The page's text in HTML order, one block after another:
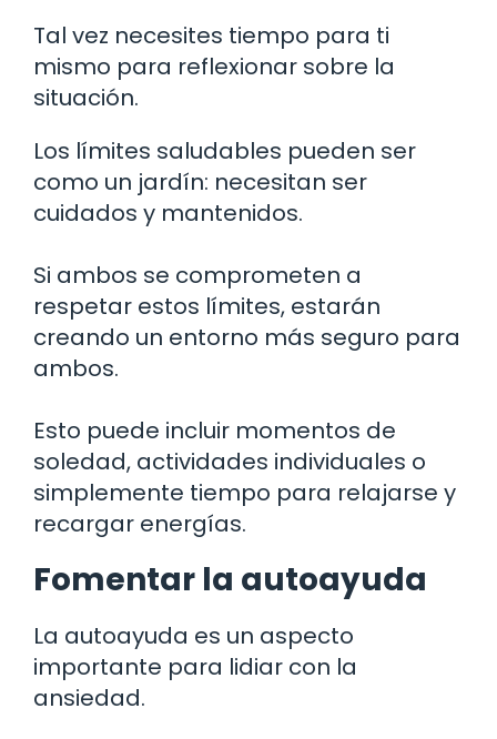
Tal vez necesites tiempo para ti
mismo para reflexionar sobre la
situación.
Los límites saludables pueden ser
como un jardín: necesitan ser
cuidados y mantenidos.
Si ambos se comprometen a
respetar estos límites, estarán
creando un entorno más seguro para
ambos.
Esto puede incluir momentos de
soledad, actividades individuales o
simplemente tiempo para relajarse y
recargar energías.
Fomentar la autoayuda
La autoayuda es un aspecto
importante para lidiar con la
ansiedad.